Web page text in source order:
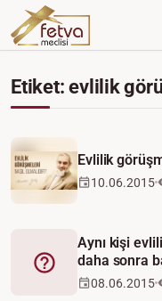
Etiket: evlilik
Evlilik
10.06.2015
Fetva
Aynı kişi
daha sonra
08.06.2015